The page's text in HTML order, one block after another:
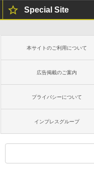
Special Site
本サイトのご利用について
広告掲載のご案内
プライバシーについて
インプレスグループ